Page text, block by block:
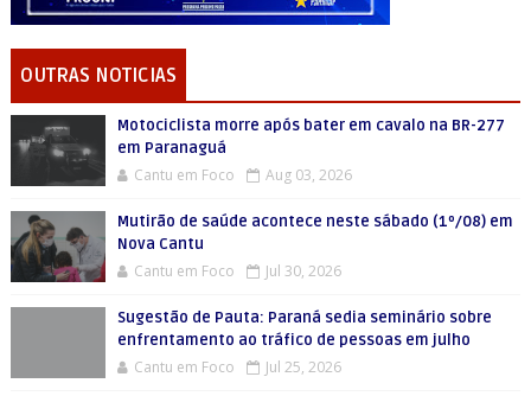
OUTRAS NOTICIAS
Motociclista morre após bater em cavalo na BR-277
em Paranaguá
Cantu em Foco Aug 03, 2026
Mutirão de saúde acontece neste sábado (1º/08) em
Nova Cantu
Cantu em Foco Jul 30, 2026
Sugestão de Pauta: Paraná sedia seminário sobre
enfrentamento ao tráfico de pessoas em julho
Cantu em Foco Jul 25, 2026